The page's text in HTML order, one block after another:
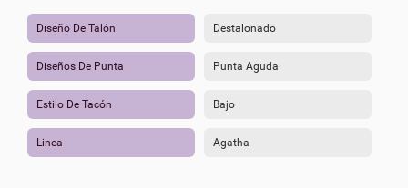
Diseño De Talón Destalonado
Diseños De Punta Punta Aguda
Estilo De Tacón Bajo
Linea Agatha